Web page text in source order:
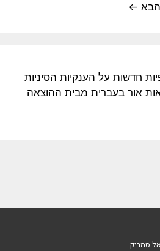
הבא ←
חדשות על הענקיות הסיניות
אור בעברית מבית ההוצאה
סמריק